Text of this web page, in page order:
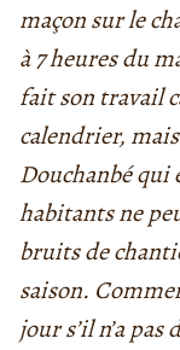
maçon sur le
à 7 heures du
fait son travail
calendrier,
Douchanbé qui
habitants ne
bruits de
saison.
jour s’il n’a